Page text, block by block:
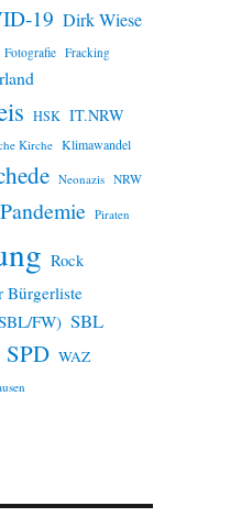
19 Dirk Wiese
Fotografie Fracking
HSK IT.NRW
Kirche Klimawandel
Neonazis NRW
Pandemie Piraten
Rock
Bürgerliste
FW) SBL
SPD WAZ